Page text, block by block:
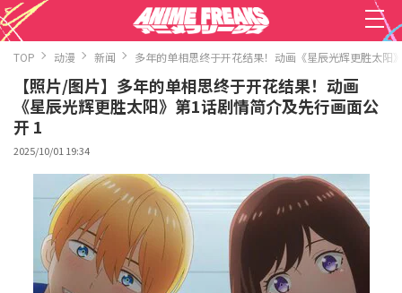
TOP 动漫 新闻 多年的单相思终于开花结果！动画《星辰光辉更胜太阳
【照片/图片】多年的单相思终于开花结果！动画
《星辰光辉更胜太阳》第1话剧情简介及先行画面公
开 1
2025/10/01 19:34